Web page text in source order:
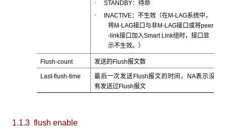
· STANDBY：待命
· INACTIVE：不生效（在M-LAG系统中，
将M-LAG接口与非M-LAG接口或将peer
-link接口加入Smart Link组时，接口显
示不生效。）
Flush-count 发送的Flush报文数
Last-flush-time
最后一次发送Flush报文的时间，NA表示没
有发送过Flush报文
1.1.3 flush enable